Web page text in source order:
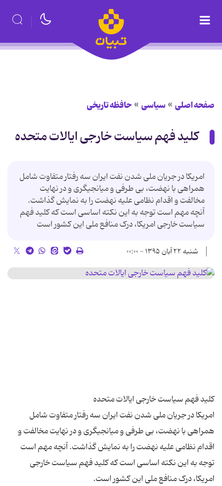
صفحه اصلی سیاسی حافظه تاریخی
کلید فهم سیاست خارجی ایالات متحده
امریکا در جریان ملی شدن نفت ایران سه رفتار متفاوت شامل
همراهی با نهضت، بی طرفی و میانجیگری و در نهایت
مخالفت و اقدام نظامی علیه نهضت را به نمایش گذاشت.
آنچه مهم است توجه به این نکته اساسی است که کلید فهم
سیاست خارجی امریکا، درک منافع ملی این کشور است
شنبه ۲۲ آبان ۱۳۹۵ - ۰۰:۰۰
امریکا در جریان ملی شدن نفت ایران سه رفتار متفاوت شامل
همراهی با نهضت، بی طرفی و میانجیگری و در نهایت مخالفت و
اقدام نظامی علیه نهضت را به نمایش گذاشت. آنچه مهم است
توجه به این نکته اساسی است که کلید فهم سیاست خارجی